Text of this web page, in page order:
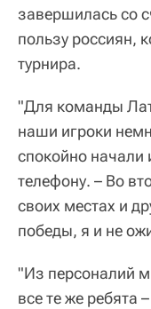
завершилась со
пользу россиян,
турнира.
"Для команды
наши игроки
спокойно
телефону. – Во
своих местах и
победы, я и не
"Из персоналий
все те же ребята